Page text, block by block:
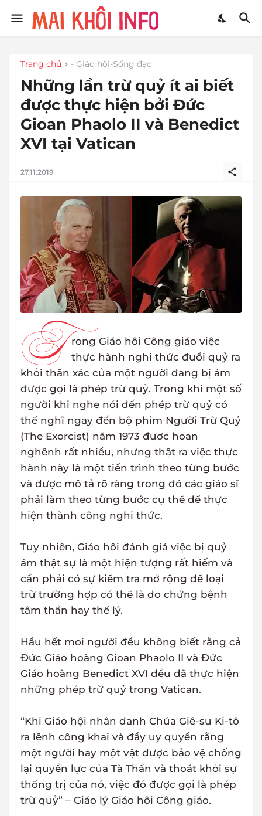
Trang chủ - Giáo hội-Sống đạo
Những lần trừ quỷ ít ai biết
được thực hiện bởi Đức
Gioan Phaolo II và Benedict
XVI tại Vatican
27.11.2019
T rong Giáo hội Công giáo việc
thực hành nghi thức đuổi quỷ ra
khỏi thân xác của một người đang bị ám
được gọi là phép trừ quỷ. Trong khi một số
người khi nghe nói đến phép trừ quỷ có
thể nghĩ ngay đến bộ phim Người Trừ Quỷ
(The Exorcist) năm 1973 được hoan
nghênh rất nhiều, nhưng thật ra việc thực
hành này là một tiến trình theo từng bước
và được mô tả rõ ràng trong đó các giáo sĩ
phải làm theo từng bước cụ thể để thực
hiện thành công nghi thức.
Tuy nhiên, Giáo hội đánh giá việc bị quỷ
ám thật sự là một hiện tượng rất hiếm và
cần phải có sự kiểm tra mở rộng để loại
trừ trường hợp có thể là do chứng bệnh
tâm thần hay thể lý.
Hầu hết mọi người đều không biết rằng cả
Đức Giáo hoàng Gioan Phaolo II và Đức
Giáo hoàng Benedict XVI đều đã thực hiện
những phép trừ quỷ trong Vatican.
“Khi Giáo hội nhân danh Chúa Giê-su Ki-tô
ra lệnh công khai và đầy uy quyền rằng
một người hay một vật được bảo vệ chống
lại quyền lực của Tà Thần và thoát khỏi sự
thống trị của nó, việc đó được gọi là phép
trừ quỷ” – Giáo lý Giáo hội Công giáo.